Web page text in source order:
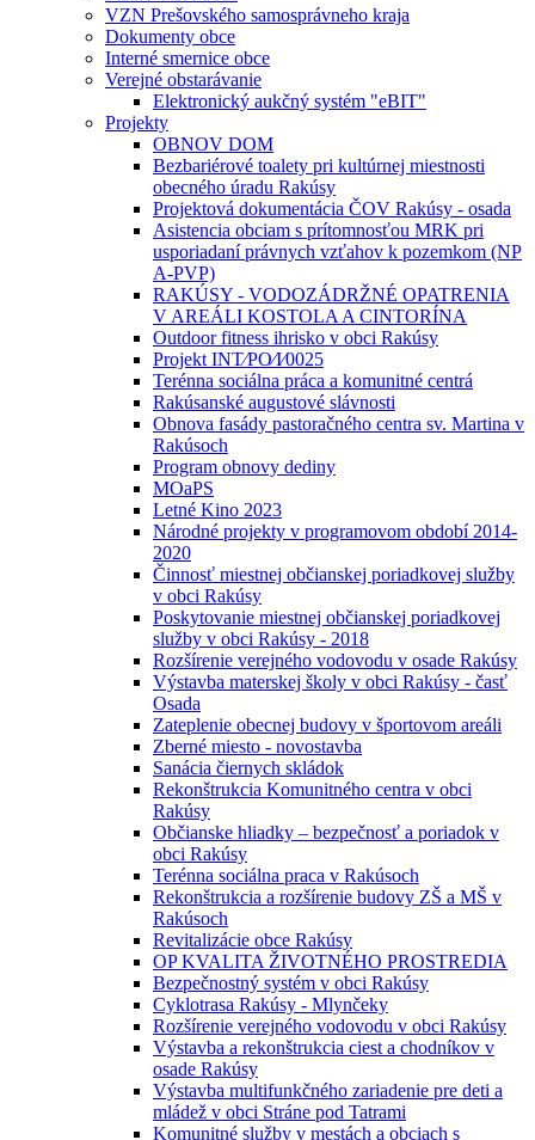
VZN Prešovského samosprávneho kraja
Dokumenty obce
Interné smernice obce
Verejné obstarávanie
Elektronický aukčný systém "eBIT"
Projekty
OBNOV DOM
Bezbariérové toalety pri kultúrnej miestnosti
obecného úradu Rakúsy
Projektová dokumentácia ČOV Rakúsy - osada
Asistencia obciam s prítomnosťou MRK pri
usporiadaní právnych vzťahov k pozemkom (NP
A-PVP)
RAKÚSY - VODOZÁDRŽNÉ OPATRENIA
V AREÁLI KOSTOLA A CINTORÍNA
Outdoor fitness ihrisko v obci Rakúsy
Projekt INT⁄PO⁄I⁄0025
Terénna sociálna práca a komunitné centrá
Rakúsanské augustové slávnosti
Obnova fasády pastoračného centra sv. Martina v
Rakúsoch
Program obnovy dediny
MOaPS
Letné Kino 2023
Národné projekty v programovom období 2014-
2020
Činnosť miestnej občianskej poriadkovej služby
v obci Rakúsy
Poskytovanie miestnej občianskej poriadkovej
služby v obci Rakúsy - 2018
Rozšírenie verejného vodovodu v osade Rakúsy
Výstavba materskej školy v obci Rakúsy - časť
Osada
Zateplenie obecnej budovy v športovom areáli
Zberné miesto - novostavba
Sanácia čiernych skládok
Rekonštrukcia Komunitného centra v obci
Rakúsy
Občianske hliadky – bezpečnosť a poriadok v
obci Rakúsy
Terénna sociálna praca v Rakúsoch
Rekonštrukcia a rozšírenie budovy ZŠ a MŠ v
Rakúsoch
Revitalizácie obce Rakúsy
OP KVALITA ŽIVOTNÉHO PROSTREDIA
Bezpečnostný systém v obci Rakúsy
Cyklotrasa Rakúsy - Mlynčeky
Rozšírenie verejného vodovodu v obci Rakúsy
Výstavba a rekonštrukcia ciest a chodníkov v
osade Rakúsy
Výstavba multifunkčného zariadenie pre deti a
mládež v obci Stráne pod Tatrami
Komunitné služby v mestách a obciach s